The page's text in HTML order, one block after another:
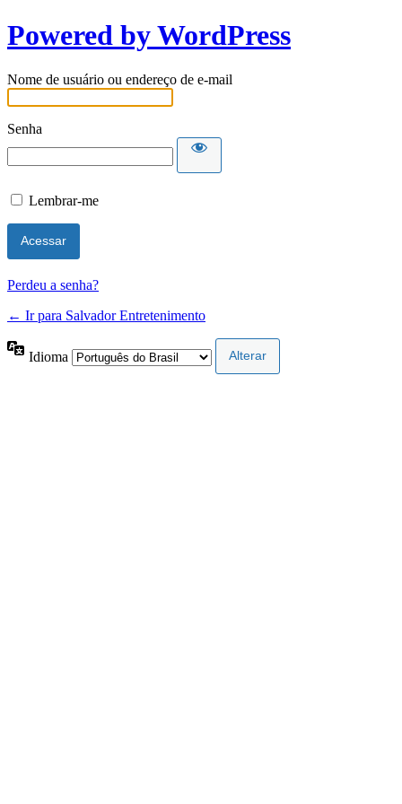
Powered by WordPress
Nome de usuário ou endereço de e-mail
Senha
Lembrar-me
Perdeu a senha?
← Ir para Salvador Entretenimento
Idioma